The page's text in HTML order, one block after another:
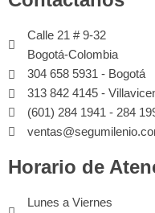
Calle 21 # 9-32
Bogotá-Colombia
304 658 5931 - Bogotá
313 842 4145 -
(601) 284 1941 - 284
Horario de
Lunes a Viernes